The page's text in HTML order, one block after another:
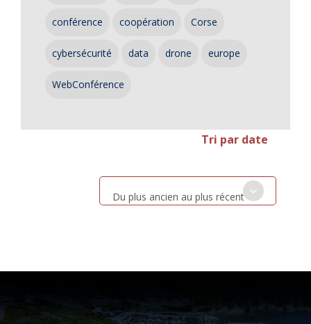
conférence coopération Corse
cybersécurité data drone europe
WebConférence
Tri par date
Du plus ancien au plus récent